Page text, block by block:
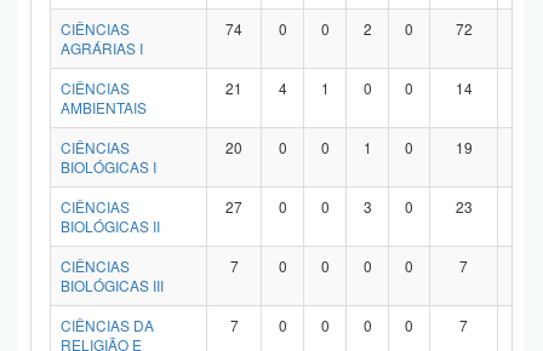
CIÊNCIAS
AGRÁRIAS I
74 0 0 2 0 72
CIÊNCIAS
AMBIENTAIS
21 4 1 0 0 14
CIÊNCIAS
BIOLÓGICAS I
20 0 0 1 0 19
CIÊNCIAS
BIOLÓGICAS II
27 0 0 3 0 23
CIÊNCIAS
BIOLÓGICAS III
7 0 0 0 0 7
CIÊNCIAS DA
RELIGIÃO E
7 0 0 0 0 7